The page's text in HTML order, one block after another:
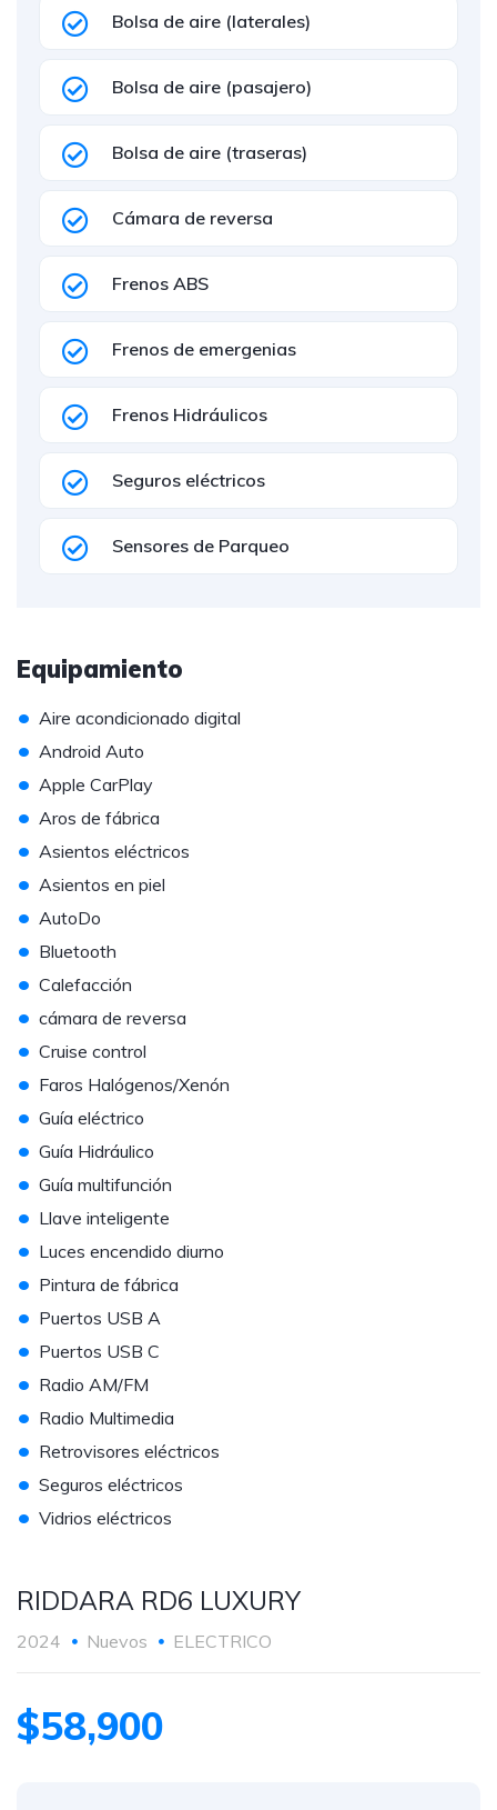
Bolsa de aire (laterales)
Bolsa de aire (pasajero)
Bolsa de aire (traseras)
Cámara de reversa
Frenos ABS
Frenos de emergenias
Frenos Hidráulicos
Seguros eléctricos
Sensores de Parqueo
Equipamiento
• Aire acondicionado digital
• Android Auto
• Apple CarPlay
• Aros de fábrica
• Asientos eléctricos
• Asientos en piel
• AutoDo
• Bluetooth
• Calefacción
• cámara de reversa
• Cruise control
• Faros Halógenos/Xenón
• Guía eléctrico
• Guía Hidráulico
• Guía multifunción
• Llave inteligente
• Luces encendido diurno
• Pintura de fábrica
• Puertos USB A
• Puertos USB C
• Radio AM/FM
• Radio Multimedia
• Retrovisores eléctricos
• Seguros eléctricos
• Vidrios eléctricos
RIDDARA RD6 LUXURY
2024 Nuevos ELECTRICO
$58,900